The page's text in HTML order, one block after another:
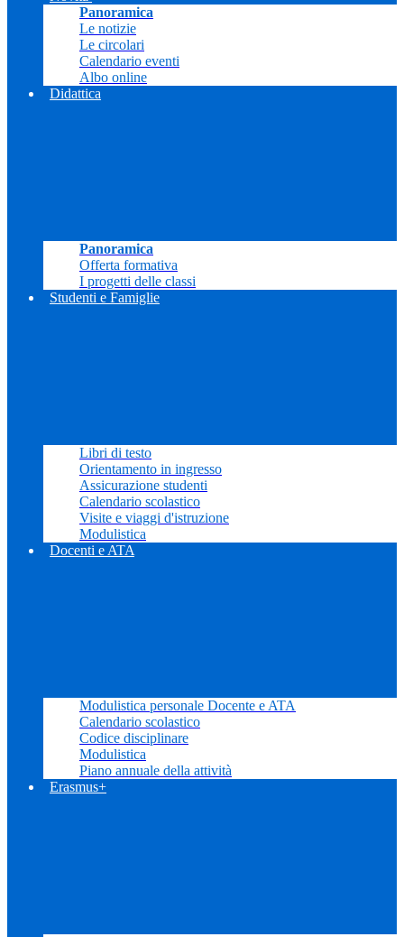
Panoramica
Le notizie
Le circolari
Calendario eventi
Albo online
Didattica
Panoramica
Offerta formativa
I progetti delle classi
Studenti e Famiglie
Libri di testo
Orientamento in ingresso
Assicurazione studenti
Calendario scolastico
Visite e viaggi d'istruzione
Modulistica
Docenti e ATA
Modulistica personale Docente e ATA
Calendario scolastico
Codice disciplinare
Modulistica
Piano annuale della attività
Erasmus+